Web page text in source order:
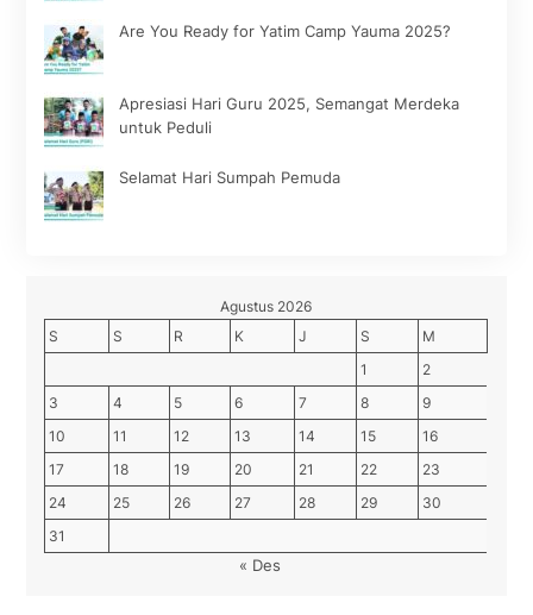
Are You Ready for Yatim Camp Yauma 2025?
Apresiasi Hari Guru 2025, Semangat Merdeka
untuk Peduli
Selamat Hari Sumpah Pemuda
Agustus 2026
S
S R K J S
M
1
2
3
4 5 6 7 8
9
10
11 12 13 14 15
16
17
18 19 20 21 22
23
24
25 26 27 28 29
30
31
« Des